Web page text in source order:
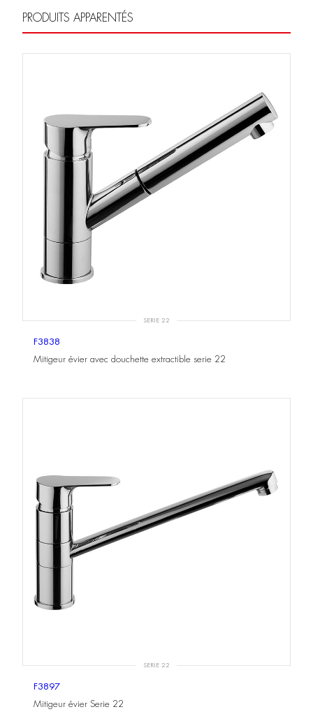
PRODUITS APPARENTÉS
SERIE 22
F3838
Mitigeur évier avec douchette extractible serie 22
SERIE 22
F3897
Mitigeur évier Serie 22